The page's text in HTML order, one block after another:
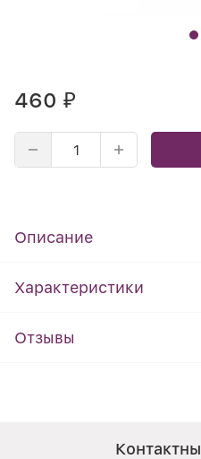
460 ₽
Описание
Характеристики
Отзывы